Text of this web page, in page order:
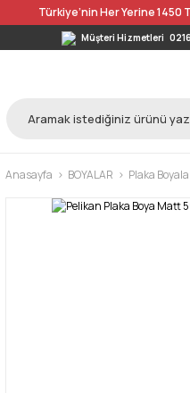
Türkiye’nin Her Yerine 1450
Müşteri Hizmetleri
Anasayfa BOYALAR Plaka